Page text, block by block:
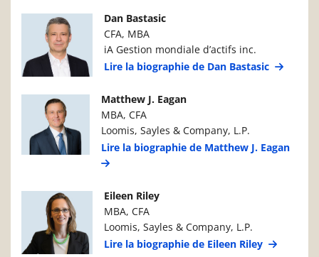
Photo du gestionnaire de portefeuille
Dan Bastasic
CFA, MBA
iA Gestion mondiale d’actifs inc.
Lire la biographie de Dan Bastasic
Photo du gestionnaire de portefeuille
Matthew J. Eagan
MBA, CFA
Loomis, Sayles & Company, L.P.
Lire la biographie de Matthew J. Eagan
Photo du gestionnaire de portefeuille
Eileen Riley
MBA, CFA
Loomis, Sayles & Company, L.P.
Lire la biographie de Eileen Riley